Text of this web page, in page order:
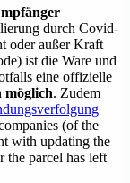
durch Covid-
oder außer Kraft
ist die Ware und
eine offizielle
möglich. Zudem
(of the
with updating the
the parcel has left